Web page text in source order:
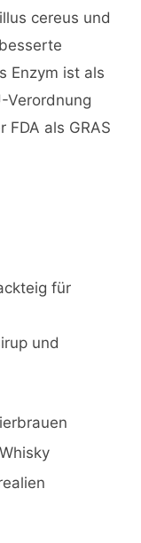
cereus und
Enzym ist als
Verordnung
als GRAS
für
und